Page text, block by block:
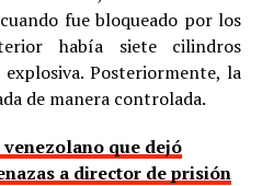
fue bloqueado por los
había siete cilindros
Posteriormente, la
de manera controlada.
venezolano que dejó
a director de prisión